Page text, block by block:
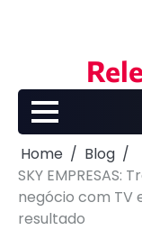
Home
Blog
SKY
negócio com TV
resultado